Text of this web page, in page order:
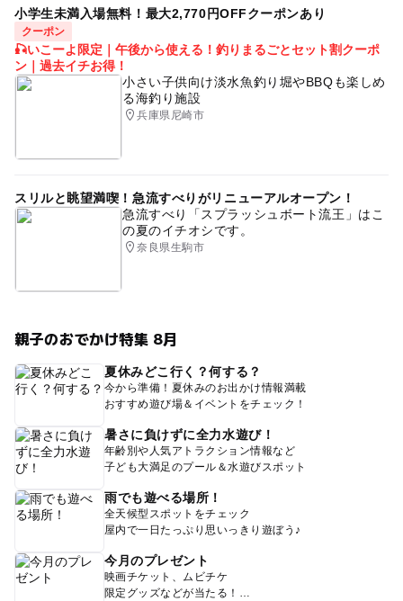
小学生未満入場無料！最大2,770円OFFクーポンあり
クーポン
🎣いこーよ限定｜午後から使える！釣りまるごとセット割クーポ
ン｜過去イチお得！
小さい子供向け淡水魚釣り堀やBBQも楽しめ
る海釣り施設
兵庫県尼崎市
スリルと眺望満喫！急流すべりがリニューアルオープン！
急流すべり「スプラッシュボート流王」はこ
の夏のイチオシです。
奈良県生駒市
親子のおでかけ特集 8月
夏休みどこ行く？何する？
今から準備！夏休みのお出かけ情報満載
おすすめ遊び場＆イベントをチェック！
暑さに負けずに全力水遊び！
年齢別や人気アトラクション情報など
子ども大満足のプール＆水遊びスポット
雨でも遊べる場所！
全天候型スポットをチェック
屋内で一日たっぷり思いっきり遊ぼう♪
今月のプレゼント
映画チケット、ムビチケ
限定グッズなどが当たる！